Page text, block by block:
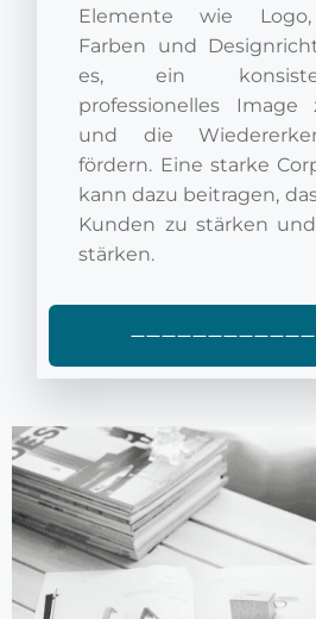
Elemente wie Logo,
Farben und
es, ein
professionelles
und die
fördern. Eine starke
kann dazu beitragen,
Kunden zu stärken
stärken.